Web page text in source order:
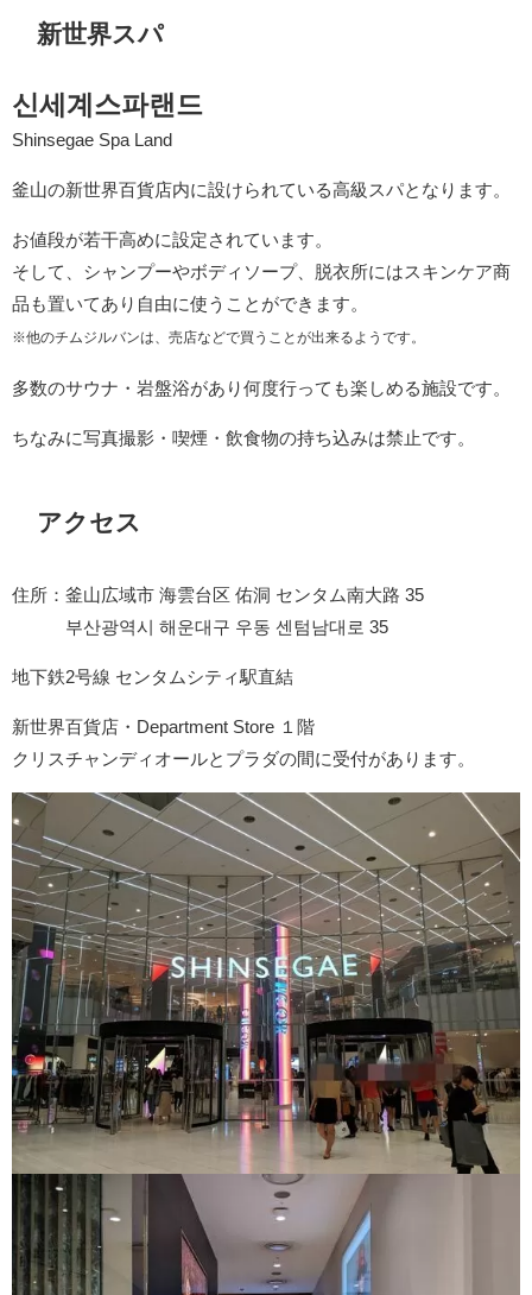
新世界スパ
신세계스파랜드
Shinsegae Spa Land
釜山の新世界百貨店内に設けられている高級スパとなります。
お値段が若干高めに設定されています。
そして、シャンプーやボディソープ、脱衣所にはスキンケア商
品も置いてあり自由に使うことができます。
※他のチムジルバンは、売店などで買うことが出来るようです。
多数のサウナ・岩盤浴があり何度行っても楽しめる施設です。
ちなみに写真撮影・喫煙・飲食物の持ち込みは禁止です。
アクセス
住所：釜山広域市 海雲台区 佑洞 センタム南大路 35
부산광역시 해운대구 우동 센텀남대로 35
地下鉄2号線 センタムシティ駅直結
新世界百貨店・Department Store １階
クリスチャンディオールとプラダの間に受付があります。